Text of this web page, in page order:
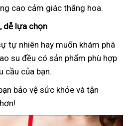
cao cảm giác thăng hoa.
dễ lựa chọn
tự nhiên hay muốn khám phá
su đều có sản phẩm phù hợp
cầu của bạn.
bảo vệ sức khỏe và tận